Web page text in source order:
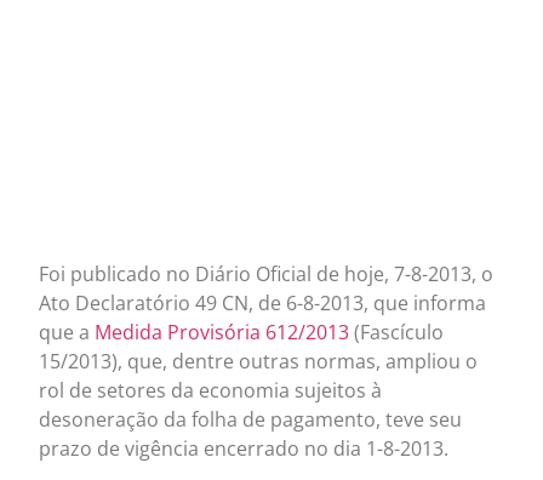
Foi publicado no Diário Oficial de hoje, 7-8-2013, o
Ato Declaratório 49 CN, de 6-8-2013, que informa
que a Medida Provisória 612/2013(Fascículo
15/2013), que, dentre outras normas, ampliou o
rol de setores da economia sujeitos à
desoneração da folha de pagamento, teve seu
prazo de vigência encerrado no dia 1-8-2013.